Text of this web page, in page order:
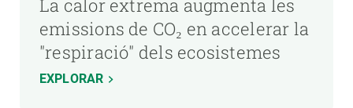
La calor extrema augmenta les
emissions de CO₂ en accelerar la
"respiració" dels ecosistemes
EXPLORAR